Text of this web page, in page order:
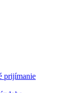
prijímanie